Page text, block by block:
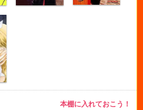
本棚に入れておこう！